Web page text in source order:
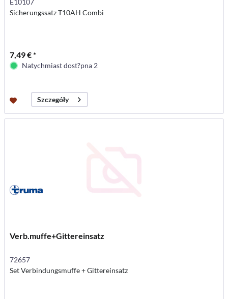
E10107
Sicherungssatz T10AH Combi
7,49 € *
Natychmiast dost?pna 2
Szczegóły
Verb.muffe+Gittereinsatz
72657
Set Verbindungsmuffe + Gittereinsatz